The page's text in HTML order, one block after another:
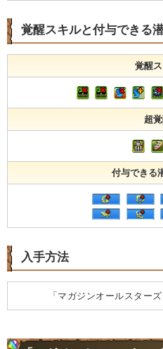
覚醒スキルと付与できる
覚醒
超
付与できる
入手方法
「マガジンオールスター